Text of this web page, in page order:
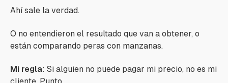
Ahí sale la verdad.
O no entendieron el resultado que van a obtener, o
están comparando peras con manzanas.
Mi regla: Si alguien no puede pagar mi precio, no es mi